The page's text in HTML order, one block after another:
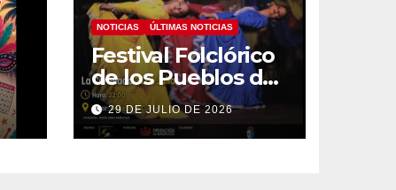
NOTICIAS ÚLTIMAS NOTICIAS
Festival Folclórico
de los Pueblos del
Mundo
29 DE JULIO DE 2026